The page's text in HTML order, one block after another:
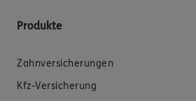
Produkte
Zahnversicherungen
Kfz-Versicherung